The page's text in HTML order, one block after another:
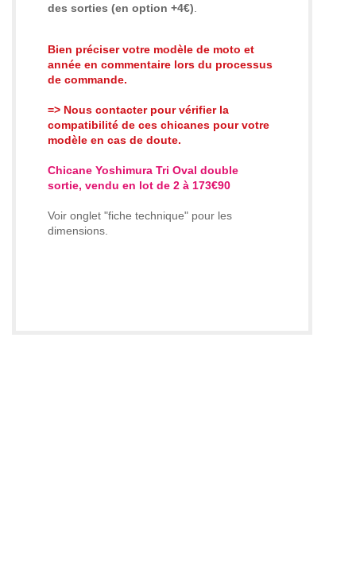
des sorties (en option +4€)
Bien préciser votre modèle de moto et
année en commentaire lors du processus
de commande.
=> Nous contacter pour vérifier la
compatibilité de ces chicanes pour votre
modèle en cas de doute.
Chicane Yoshimura Tri Oval double
sortie, vendu en lot de 2 à 173€90
Voir onglet "fiche technique" pour les
dimensions.